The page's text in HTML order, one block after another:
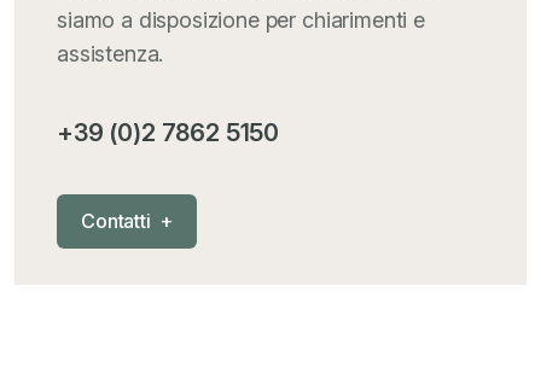
siamo a disposizione per chiarimenti e
assistenza.
+39 (0)2 7862 5150
Contatti +